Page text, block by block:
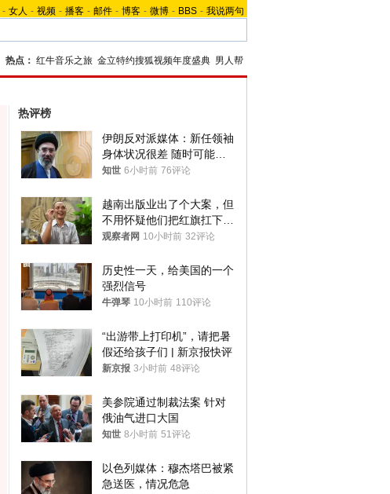
- 女人 - 视频 - 播客 - 邮件 - 博客 - 微博 - BBS - 我说两句
热点： 红牛音乐之旅 金立特约搜狐视频年度盛典 男人帮
热评榜
伊朗反对派媒体：新任领袖
身体状况很差 随时可能离
世
知世 6小时前 76评论
越南出版业出了个大案，但
不用怀疑他们把红旗扛下去
的决心
观察者网 10小时前 32评论
历史性一天，给美国的一个
强烈信号
牛弹琴 10小时前 110评论
“出游带上打印机”，请把暑
假还给孩子们 | 新京报快评
新京报 3小时前 48评论
美参院通过制裁法案 针对
俄油气进口大国
知世 8小时前 51评论
以色列媒体：穆杰塔巴被紧
急送医，情况危急